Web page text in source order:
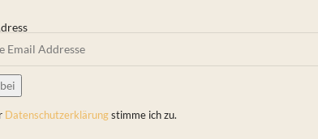
Datenschutzerklärungstimme ich zu.